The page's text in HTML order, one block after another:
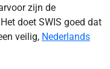
zijn de
doet SWIS goed dat
veilig, Nederlands